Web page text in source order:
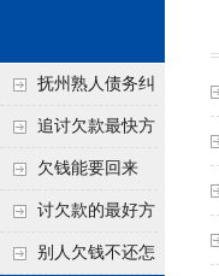
打官司更好使
抚州熟人债务纠
纷咋办？这一招好开
口
追讨欠款最快方
法是什么？
欠钱能要回来
吗？ 讨欠款的最好方
法 别人欠钱不还怎